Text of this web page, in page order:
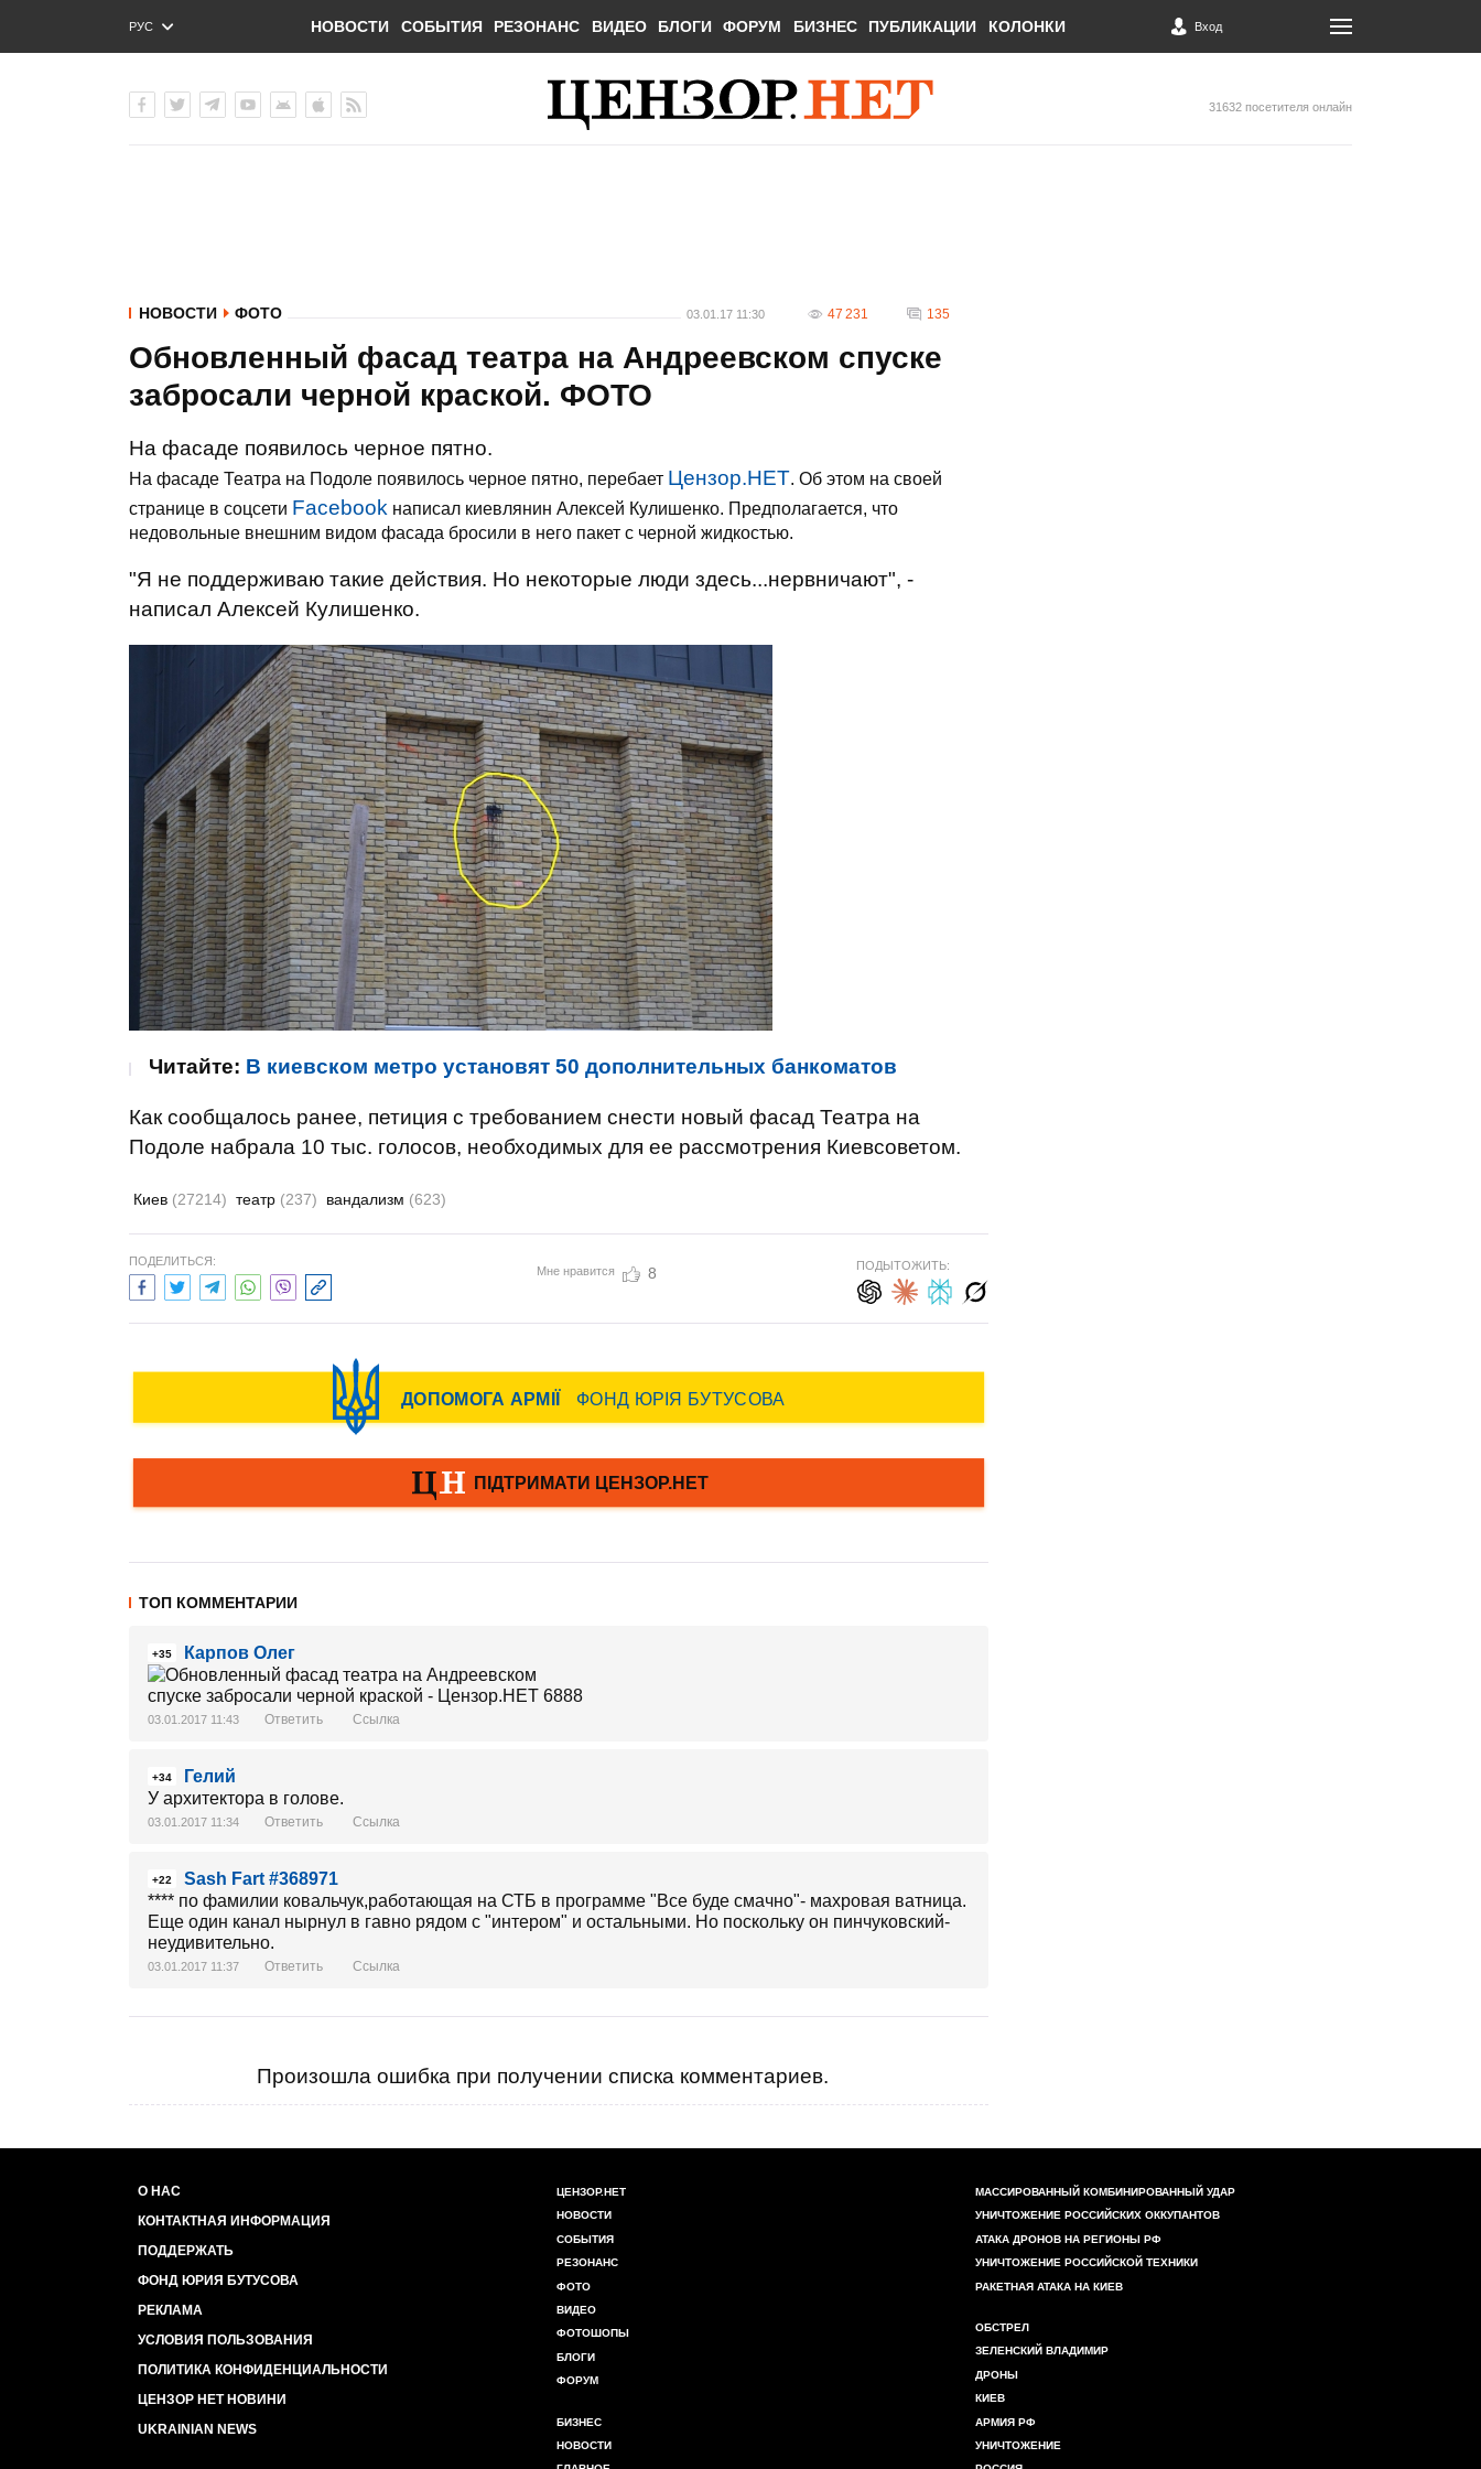
РУС
ENG
НОВОСТИ СОБЫТИЯ РЕЗОНАНС ВИДЕО БЛОГИ ФОРУМ БИЗНЕС ПУБЛИКАЦИИ КОЛОНКИ Вход
31632 посетителя онлайн
НОВОСТИ ФОТО 03.01.17 11:30 47 231 135
Обновленный фасад театра на Андреевском спуске
забросали черной краской. ФОТО
На фасаде появилось черное пятно.
На фасаде Театра на Подоле появилось черное пятно, перебает Цензор.НЕТ. Об этом на своей
странице в соцсети Facebook написал киевлянин Алексей Кулишенко. Предполагается, что
недовольные внешним видом фасада бросили в него пакет с черной жидкостью.
"Я не поддерживаю такие действия. Но некоторые люди здесь...нервничают", -
написал Алексей Кулишенко.
Читайте: В киевском метро установят 50 дополнительных банкоматов
Как сообщалось ранее, петиция с требованием снести новый фасад Театра на
Подоле набрала 10 тыс. голосов, необходимых для ее рассмотрения Киевсоветом.
Киев (27214) театр (237) вандализм (623)
ПОДЕЛИТЬСЯ:
Мне нравится 8 ПОДЫТОЖИТЬ:
ТОП КОММЕНТАРИИ
+35 Карпов Олег
03.01.2017 11:43 Ответить Ссылка
+34
Гелий
У архитектора в голове.
03.01.2017 11:34 Ответить Ссылка
+22
Sash Fart #368971
**** по фамилии ковальчук,работающая на СТБ в программе "Все буде смачно"- махровая ватница.
Еще один канал нырнул в гавно рядом с "интером" и остальными. Но поскольку он пинчуковский-
неудивительно.
03.01.2017 11:37 Ответить Ссылка
Произошла ошибка при получении списка комментариев.
О НАС
КОНТАКТНАЯ ИНФОРМАЦИЯ
ПОДДЕРЖАТЬ
ФОНД ЮРИЯ БУТУСОВА
РЕКЛАМА
УСЛОВИЯ ПОЛЬЗОВАНИЯ
ПОЛИТИКА КОНФИДЕНЦИАЛЬНОСТИ
ЦЕНЗОР НЕТ НОВИНИ
UKRAINIAN NEWS
ЦЕНЗОР.НЕТ
НОВОСТИ
СОБЫТИЯ
РЕЗОНАНС
ФОТО
ВИДЕО
ФОТОШОПЫ
БЛОГИ
ФОРУМ
БИЗНЕС
НОВОСТИ
МАССИРОВАННЫЙ КОМБИНИРОВАННЫЙ УДАР
УНИЧТОЖЕНИЕ РОССИЙСКИХ ОККУПАНТОВ
АТАКА ДРОНОВ НА РЕГИОНЫ РФ
УНИЧТОЖЕНИЕ РОССИЙСКОЙ ТЕХНИКИ
РАКЕТНАЯ АТАКА НА КИЕВ
ОБСТРЕЛ
ЗЕЛЕНСКИЙ ВЛАДИМИР
ДРОНЫ
КИЕВ
АРМИЯ РФ
УНИЧТОЖЕНИЕ